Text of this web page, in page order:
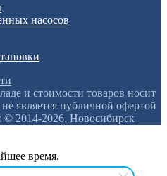
насосов
и стоимости товаров носит
является публичной офертой
© 2014-2026, Новосибирск
время.